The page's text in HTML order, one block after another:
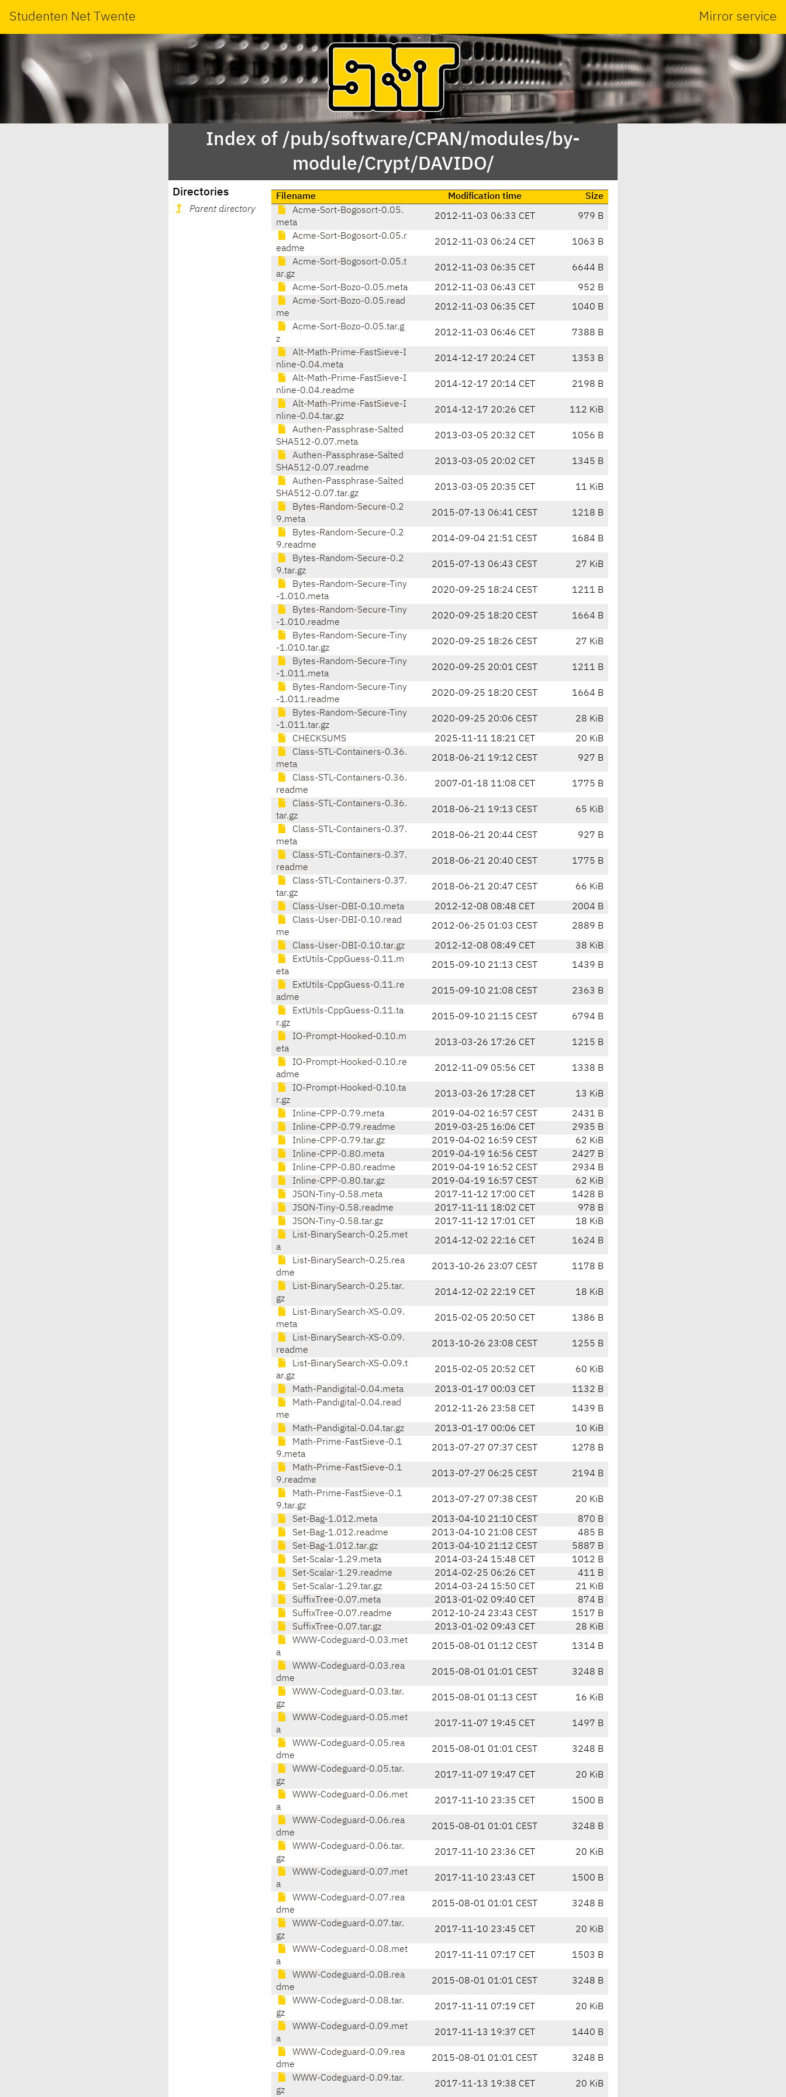
Studenten Net Twente Mirror service
Index of /pub/software/CPAN/modules/by-
module/Crypt/DAVIDO/
Directories
Parent directory
Filename Modification time
Size
Acme-Sort-Bogosort-0.05.
meta
2012-11-03 06:33 CET 979 B
Acme-Sort-Bogosort-0.05.r
eadme
2012-11-03 06:24 CET 1063 B
Acme-Sort-Bogosort-0.05.t
ar.gz
2012-11-03 06:35 CET 6644 B
Acme-Sort-Bozo-0.05.meta 2012-11-03 06:43 CET
952 B
Acme-Sort-Bozo-0.05.read
me
2012-11-03 06:35 CET 1040 B
Acme-Sort-Bozo-0.05.tar.g
z
2012-11-03 06:46 CET 7388 B
Alt-Math-Prime-FastSieve-I
nline-0.04.meta
2014-12-17 20:24 CET 1353 B
Alt-Math-Prime-FastSieve-I
nline-0.04.readme
2014-12-17 20:14 CET 2198 B
Alt-Math-Prime-FastSieve-I
nline-0.04.tar.gz
2014-12-17 20:26 CET 112 KiB
Authen-Passphrase-Salted
SHA512-0.07.meta
2013-03-05 20:32 CET 1056 B
Authen-Passphrase-Salted
SHA512-0.07.readme
2013-03-05 20:02 CET 1345 B
Authen-Passphrase-Salted
SHA512-0.07.tar.gz
2013-03-05 20:35 CET 11 KiB
Bytes-Random-Secure-0.2
9.meta
2015-07-13 06:41 CEST 1218 B
Bytes-Random-Secure-0.2
9.readme
2014-09-04 21:51 CEST 1684 B
Bytes-Random-Secure-0.2
9.tar.gz
2015-07-13 06:43 CEST 27 KiB
Bytes-Random-Secure-Tiny
-1.010.meta
2020-09-25 18:24 CEST 1211 B
Bytes-Random-Secure-Tiny
-1.010.readme
2020-09-25 18:20 CEST 1664 B
Bytes-Random-Secure-Tiny
-1.010.tar.gz
2020-09-25 18:26 CEST 27 KiB
Bytes-Random-Secure-Tiny
-1.011.meta
2020-09-25 20:01 CEST 1211 B
Bytes-Random-Secure-Tiny
-1.011.readme
2020-09-25 18:20 CEST 1664 B
Bytes-Random-Secure-Tiny
-1.011.tar.gz
2020-09-25 20:06 CEST 28 KiB
CHECKSUMS 2025-11-11 18:21 CET
20 KiB
Class-STL-Containers-0.36.
meta
2018-06-21 19:12 CEST 927 B
Class-STL-Containers-0.36.
readme
2007-01-18 11:08 CET 1775 B
Class-STL-Containers-0.36.
tar.gz
2018-06-21 19:13 CEST 65 KiB
Class-STL-Containers-0.37.
meta
2018-06-21 20:44 CEST 927 B
Class-STL-Containers-0.37.
readme
2018-06-21 20:40 CEST 1775 B
Class-STL-Containers-0.37.
tar.gz
2018-06-21 20:47 CEST 66 KiB
Class-User-DBI-0.10.meta 2012-12-08 08:48 CET
2004 B
Class-User-DBI-0.10.read
me
2012-06-25 01:03 CEST 2889 B
Class-User-DBI-0.10.tar.gz 2012-12-08 08:49 CET
38 KiB
ExtUtils-CppGuess-0.11.m
eta
2015-09-10 21:13 CEST 1439 B
ExtUtils-CppGuess-0.11.re
adme
2015-09-10 21:08 CEST 2363 B
ExtUtils-CppGuess-0.11.ta
r.gz
2015-09-10 21:15 CEST 6794 B
IO-Prompt-Hooked-0.10.m
eta
2013-03-26 17:26 CET 1215 B
IO-Prompt-Hooked-0.10.re
adme
2012-11-09 05:56 CET 1338 B
IO-Prompt-Hooked-0.10.ta
r.gz
2013-03-26 17:28 CET 13 KiB
Inline-CPP-0.79.meta 2019-04-02 16:57 CEST
2431 B
Inline-CPP-0.79.readme
2019-03-25 16:06 CET
2935 B
Inline-CPP-0.79.tar.gz
2019-04-02 16:59 CEST
62 KiB
Inline-CPP-0.80.meta
2019-04-19 16:56 CEST
2427 B
Inline-CPP-0.80.readme
2019-04-19 16:52 CEST
2934 B
Inline-CPP-0.80.tar.gz
2019-04-19 16:57 CEST
62 KiB
JSON-Tiny-0.58.meta
2017-11-12 17:00 CET
1428 B
JSON-Tiny-0.58.readme
2017-11-11 18:02 CET
978 B
JSON-Tiny-0.58.tar.gz
2017-11-12 17:01 CET
18 KiB
List-BinarySearch-0.25.met
a
2014-12-02 22:16 CET 1624 B
List-BinarySearch-0.25.rea
dme
2013-10-26 23:07 CEST 1178 B
List-BinarySearch-0.25.tar.
gz
2014-12-02 22:19 CET 18 KiB
List-BinarySearch-XS-0.09.
meta
2015-02-05 20:50 CET 1386 B
List-BinarySearch-XS-0.09.
readme
2013-10-26 23:08 CEST 1255 B
List-BinarySearch-XS-0.09.t
ar.gz
2015-02-05 20:52 CET 60 KiB
Math-Pandigital-0.04.meta 2013-01-17 00:03 CET
1132 B
Math-Pandigital-0.04.read
me
2012-11-26 23:58 CET 1439 B
Math-Pandigital-0.04.tar.gz 2013-01-17 00:06 CET
10 KiB
Math-Prime-FastSieve-0.1
9.meta
2013-07-27 07:37 CEST 1278 B
Math-Prime-FastSieve-0.1
9.readme
2013-07-27 06:25 CEST 2194 B
Math-Prime-FastSieve-0.1
9.tar.gz
2013-07-27 07:38 CEST 20 KiB
Set-Bag-1.012.meta 2013-04-10 21:10 CEST
870 B
Set-Bag-1.012.readme
2013-04-10 21:08 CEST
485 B
Set-Bag-1.012.tar.gz
2013-04-10 21:12 CEST
5887 B
Set-Scalar-1.29.meta
2014-03-24 15:48 CET
1012 B
Set-Scalar-1.29.readme
2014-02-25 06:26 CET
411 B
Set-Scalar-1.29.tar.gz
2014-03-24 15:50 CET
21 KiB
SuffixTree-0.07.meta
2013-01-02 09:40 CET
874 B
SuffixTree-0.07.readme
2012-10-24 23:43 CEST
1517 B
SuffixTree-0.07.tar.gz
2013-01-02 09:43 CET
28 KiB
WWW-Codeguard-0.03.met
a
2015-08-01 01:12 CEST 1314 B
WWW-Codeguard-0.03.rea
dme
2015-08-01 01:01 CEST 3248 B
WWW-Codeguard-0.03.tar.
gz
2015-08-01 01:13 CEST 16 KiB
WWW-Codeguard-0.05.met
a
2017-11-07 19:45 CET 1497 B
WWW-Codeguard-0.05.rea
dme
2015-08-01 01:01 CEST 3248 B
WWW-Codeguard-0.05.tar.
gz
2017-11-07 19:47 CET 20 KiB
WWW-Codeguard-0.06.met
a
2017-11-10 23:35 CET 1500 B
WWW-Codeguard-0.06.rea
dme
2015-08-01 01:01 CEST 3248 B
WWW-Codeguard-0.06.tar.
gz
2017-11-10 23:36 CET 20 KiB
WWW-Codeguard-0.07.met
a
2017-11-10 23:43 CET 1500 B
WWW-Codeguard-0.07.rea
dme
2015-08-01 01:01 CEST 3248 B
WWW-Codeguard-0.07.tar.
gz
2017-11-10 23:45 CET 20 KiB
WWW-Codeguard-0.08.met
a
2017-11-11 07:17 CET 1503 B
WWW-Codeguard-0.08.rea
dme
2015-08-01 01:01 CEST 3248 B
WWW-Codeguard-0.08.tar.
gz
2017-11-11 07:19 CET 20 KiB
WWW-Codeguard-0.09.met
a
2017-11-13 19:37 CET 1440 B
WWW-Codeguard-0.09.rea
dme
2015-08-01 01:01 CEST 3248 B
WWW-Codeguard-0.09.tar.
gz
2017-11-13 19:38 CET 20 KiB